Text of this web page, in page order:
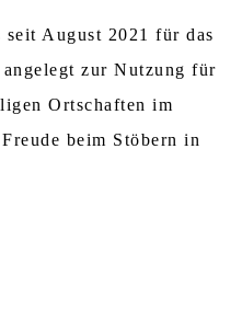
August 2021 für das
zur Nutzung für
Ortschaften im
beim Stöbern in